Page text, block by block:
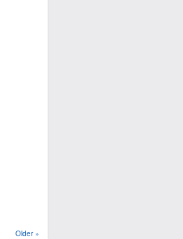
Older »